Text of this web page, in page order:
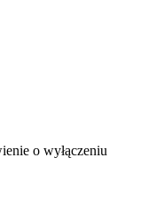
o wyłączeniu